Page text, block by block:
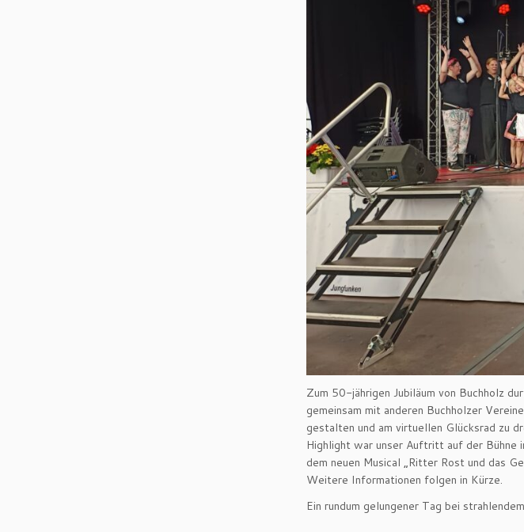
Zum 50-jährigen Jubiläum von Buchholz
gemeinsam mit anderen Buchholzer
gestalten und am virtuellen Glücksrad zu
Highlight war unser Auftritt auf der Bühne
dem neuen Musical „Ritter Rost und das
Weitere Informationen folgen in Kürze.
Ein rundum gelungener Tag bei